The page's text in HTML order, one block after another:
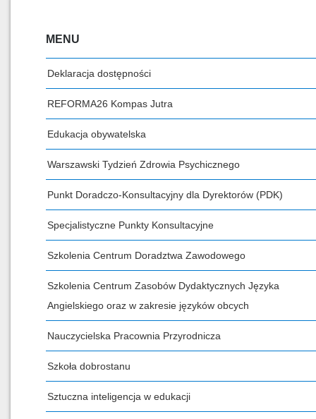
MENU
Deklaracja dostępności
REFORMA26 Kompas Jutra
Edukacja obywatelska
Warszawski Tydzień Zdrowia Psychicznego
Punkt Doradczo-Konsultacyjny dla Dyrektorów (PDK)
Specjalistyczne Punkty Konsultacyjne
Szkolenia Centrum Doradztwa Zawodowego
Szkolenia Centrum Zasobów Dydaktycznych Języka
Angielskiego oraz w zakresie języków obcych
Nauczycielska Pracownia Przyrodnicza
Szkoła dobrostanu
Sztuczna inteligencja w edukacji